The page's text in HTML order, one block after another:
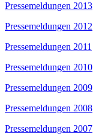
Pressemeldungen 2013
Pressemeldungen 2012
Pressemeldungen 2011
Pressemeldungen 2010
Pressemeldungen 2009
Pressemeldungen 2008
Pressemeldungen 2007